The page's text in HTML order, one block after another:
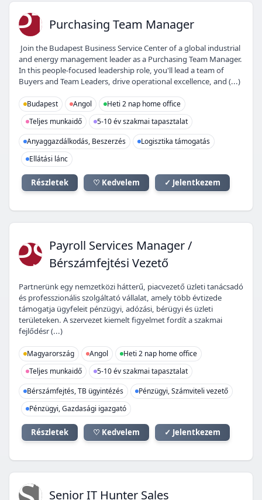
PT Purchasing Team Manager
Join the Budapest Business Service Center of a global industrial
and energy management leader as a Purchasing Team Manager.
In this people-focused leadership role, you'll lead a team of
Buyers and Team Leaders, drive operational excellence, and (...)
Budapest Angol
Heti 2 nap home office
Teljes munkaidő
5-10 év szakmai tapasztalat
Anyaggazdálkodás, Beszerzés
Logisztika támogatás
Ellátási lánc
Részletek ♡ Kedvelem ✓ Jelentkezem
PS Payroll Services Manager /
Bérszámfejtési Vezető
Partnerünk egy nemzetközi hátterű, piacvezető üzleti tanácsadó
és professzionális szolgáltató vállalat, amely több évtizede
támogatja ügyfeleit pénzügyi, adózási, bérügyi és üzleti
területeken. A szervezet kiemelt figyelmet fordít a szakmai
fejlődésr (...)
Magyarország Angol
Heti 2 nap home office
Teljes munkaidő
5-10 év szakmai tapasztalat
Bérszámfejtés, TB ügyintézés
Pénzügyi, Számviteli vezető
Pénzügyi, Gazdasági igazgató
Részletek ♡ Kedvelem ✓ Jelentkezem
Senior IT Hunter Sales